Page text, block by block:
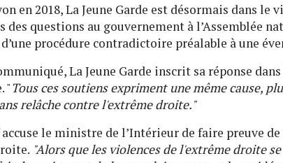
en 2018, La Jeune Garde est désormais dans
des questions au gouvernement à l’Assemblée
procédure contradictoire préalable à une
La Jeune Garde inscrit sa réponse
"Tous ces soutiens expriment une même cause,
relâche contre l'extrême droite."
le ministre de l’Intérieur de faire preuve
"Alors que les violences de l'extrême droite